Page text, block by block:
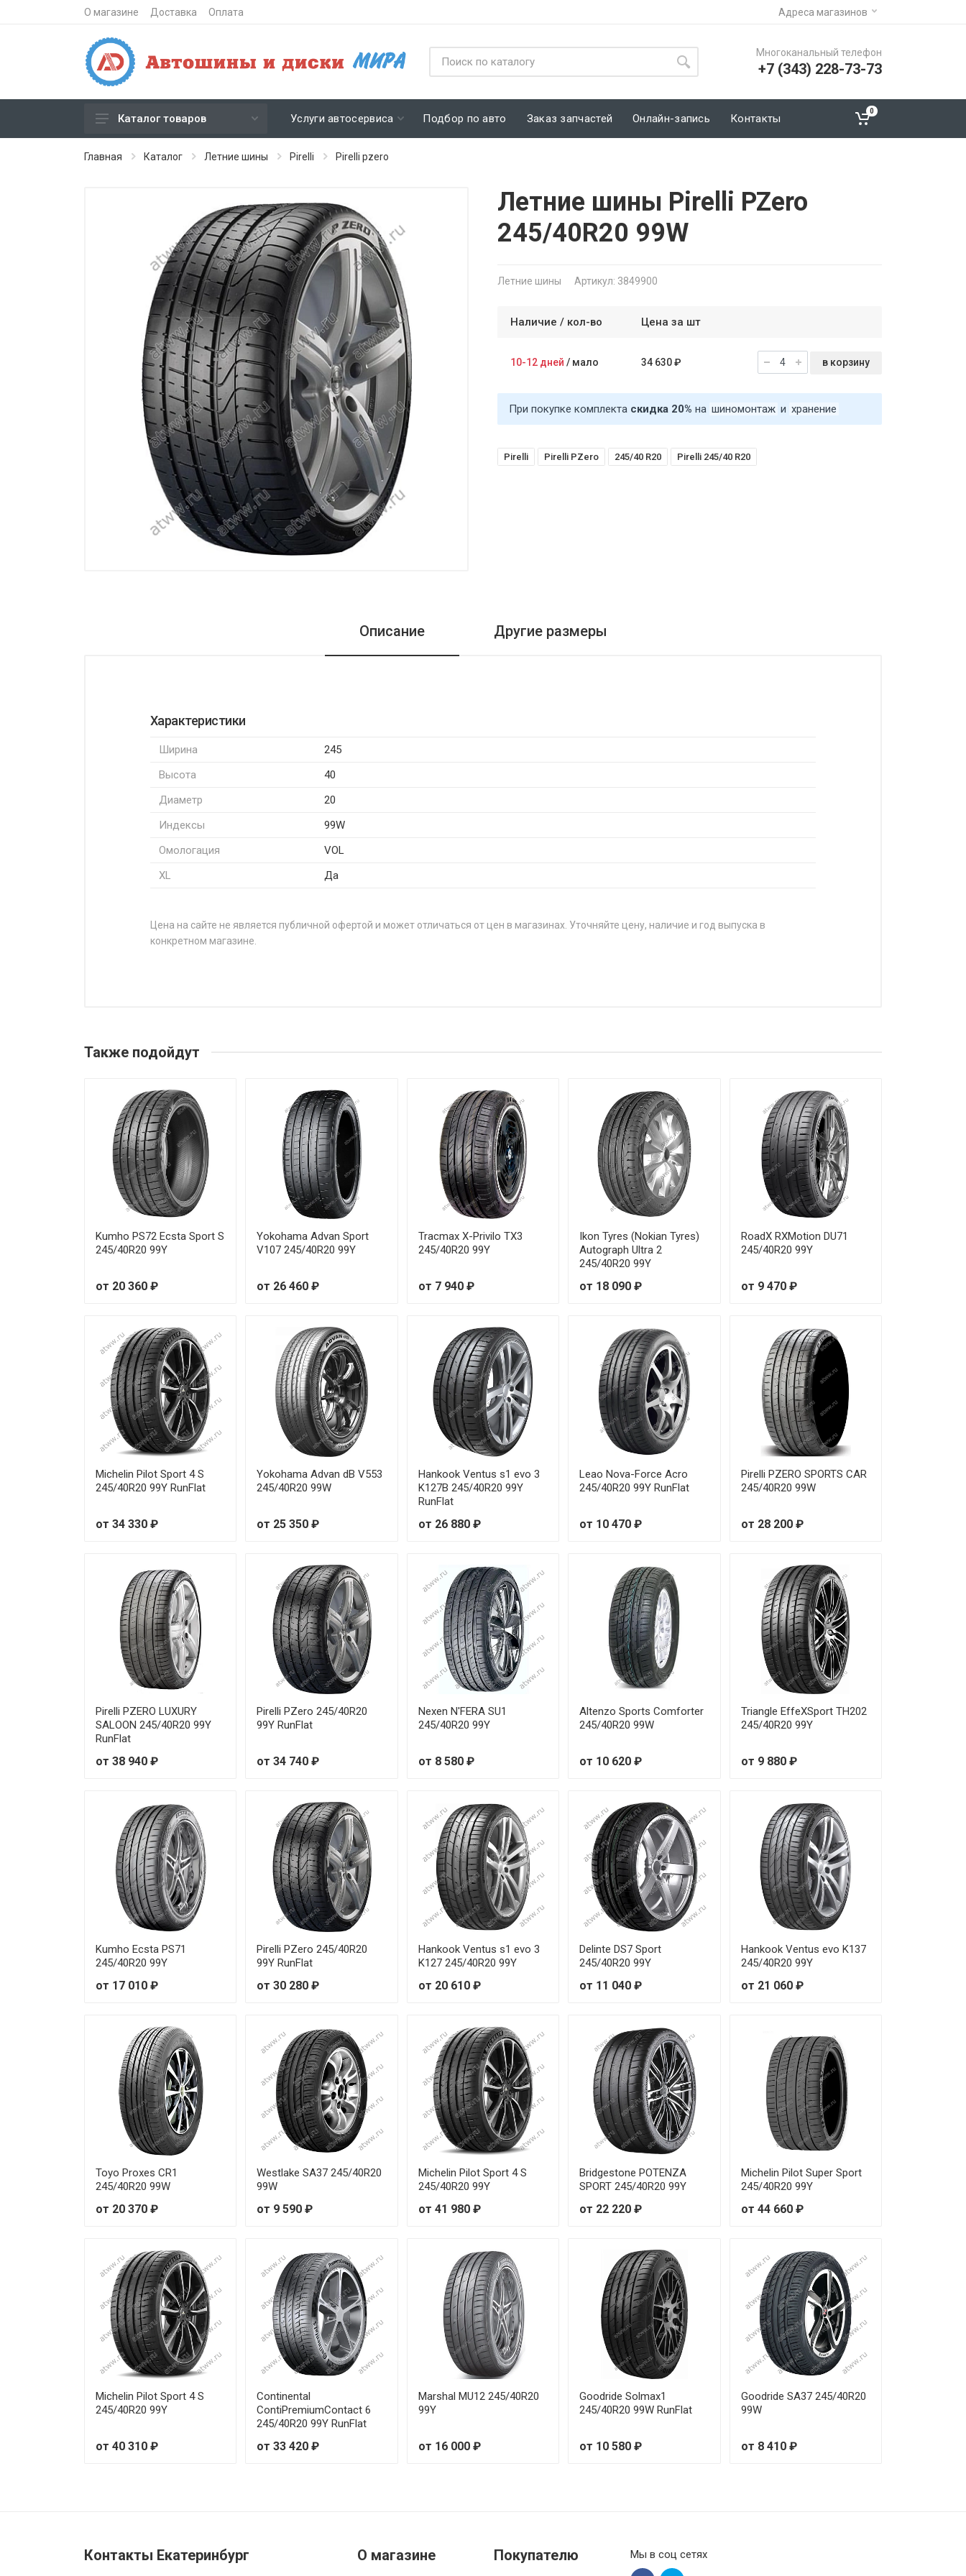
О магазине Доставка Оплата Адреса магазинов
Многоканальный телефон
+7 (343) 228-73-73
Зимние шипованные шины
Штампованные диски
Кованые диски
Каталог товаров Услуги автосервиса Подбор по авто Заказ запчастей Онлайн-запись Контакты
0
Главная Каталог Летние шины Pirelli Pirelli pzero
Летние шины Pirelli PZero
245/40R20 99W
Летние шины Артикул: 3849900
Наличие / кол-во Цена за шт
10-12 дней / мало 34 630 ₽ в корзину
При покупке комплекта скидка 20% на шиномонтаж и хранение
Pirelli Pirelli PZero 245/40 R20 Pirelli 245/40 R20
Описание Другие размеры
Характеристики
Ширина
245
Высота
40
Диаметр
20
Индексы
99W
Омологация
VOL
XL
Да
Цена на сайте не является публичной офертой и может отличаться от цен в магазинах. Уточняйте цену, наличие и год выпуска в
конкретном магазине.
Pirelli PZero 225/40R18 92W RunFlat
Pirelli PZero 225/40R18 92W RunFlat от 21 740 ₽
Pirelli PZero 225/45R19 92W RunFlat от 18 250 ₽
Pirelli PZero 235/35R20 88Y от 37 330 ₽
Pirelli PZero 235/35R20 92Y от 32 720 ₽
Pirelli PZero 235/40R18 95Y от 22 250 ₽
от 22 170 ₽
Pirelli PZero 245/30R19 89Y RunFlat от 33 080 ₽
Pirelli PZero 245/35R19 93Y от 31 990 ₽
Pirelli PZero 245/35R19 93Y от 32 840 ₽
Pirelli PZero 245/35R20 91Y от 30 480 ₽
Pirelli PZero 245/35R20 91Y от 38 970 ₽
Pirelli PZero 245/40R20 99Y RunFlat от 34 740 ₽
Pirelli PZero 245/45R19 102Y от 33 060 ₽
Pirelli PZero 255/30R19 91Y RunFlat от 11 350 ₽
Pirelli PZero 255/35R19 96Y от 33 290 ₽
Pirelli PZero 255/35R19 96Y от 23 760 ₽
Pirelli PZero 255/35R20 97Y от 15 320 ₽
Pirelli PZero 255/35R20 97Y от 28 260 ₽
Pirelli PZero 255/40R18 99Y от 16 600 ₽
Pirelli PZero 255/40R19 100Y от 30 170 ₽
Pirelli PZero 255/40R20 101W от 31 990 ₽
Pirelli PZero 255/40R20 101Y от 38 940 ₽
Pirelli PZero 255/40R20 101Y от 34 720 ₽
Pirelli PZero 255/40R21 102Y от 42 580 ₽
Pirelli PZero 255/45R18 99Y от 28 810 ₽
Pirelli PZero 255/50R19 103Y от 41 180 ₽
Pirelli PZero 255/55R19 111W от 27 320 ₽
Pirelli PZero 265/30R20 94Y от 38 350 ₽
Pirelli PZero 265/35R18 97Y от 25 810 ₽
Pirelli PZero 265/35R20 99Y от 40 720 ₽
Pirelli PZero 265/35R20 99Y от 41 510 ₽
Pirelli PZero 265/40R18 101Y от 31 290 ₽
Pirelli PZero 265/40R22 106Y от 31 740 ₽
Также подойдут
Kumho PS72 Ecsta Sport S
245/40R20 99Y
от 20 360 ₽
Yokohama Advan Sport
V107 245/40R20 99Y
от 26 460 ₽
Tracmax X-Privilo TX3
245/40R20 99Y
от 7 940 ₽
Ikon Tyres (Nokian Tyres)
Autograph Ultra 2
245/40R20 99Y
от 18 090 ₽
RoadX RXMotion DU71
245/40R20 99Y
от 9 470 ₽
Michelin Pilot Sport 4 S
245/40R20 99Y RunFlat
от 34 330 ₽
Yokohama Advan dB V553
245/40R20 99W
от 25 350 ₽
Hankook Ventus s1 evo 3
K127B 245/40R20 99Y
RunFlat
от 26 880 ₽
Leao Nova-Force Acro
245/40R20 99Y RunFlat
от 10 470 ₽
Pirelli PZERO SPORTS CAR
245/40R20 99W
от 28 200 ₽
Pirelli PZERO LUXURY
SALOON 245/40R20 99Y
RunFlat
от 38 940 ₽
Pirelli PZero 245/40R20
99Y RunFlat
от 34 740 ₽
Nexen N'FERA SU1
245/40R20 99Y
от 8 580 ₽
Altenzo Sports Comforter
245/40R20 99W
от 10 620 ₽
Triangle EffeXSport TH202
245/40R20 99Y
от 9 880 ₽
Kumho Ecsta PS71
245/40R20 99Y
от 17 010 ₽
Pirelli PZero 245/40R20
99Y RunFlat
от 30 280 ₽
Hankook Ventus s1 evo 3
K127 245/40R20 99Y
от 20 610 ₽
Delinte DS7 Sport
245/40R20 99Y
от 11 040 ₽
Hankook Ventus evo K137
245/40R20 99Y
от 21 060 ₽
Toyo Proxes CR1
245/40R20 99W
от 20 370 ₽
Westlake SA37 245/40R20
99W
от 9 590 ₽
Michelin Pilot Sport 4 S
245/40R20 99Y
от 41 980 ₽
Bridgestone POTENZA
SPORT 245/40R20 99Y
от 22 220 ₽
Michelin Pilot Super Sport
245/40R20 99Y
от 44 660 ₽
Michelin Pilot Sport 4 S
245/40R20 99Y
от 40 310 ₽
Continental
ContiPremiumContact 6
245/40R20 99Y RunFlat
от 33 420 ₽
Marshal MU12 245/40R20
99Y
от 16 000 ₽
Goodride Solmax1
245/40R20 99W RunFlat
от 10 580 ₽
Goodride SA37 245/40R20
99W
от 8 410 ₽
Контакты Екатеринбург О магазине Покупателю Мы в соц сетях